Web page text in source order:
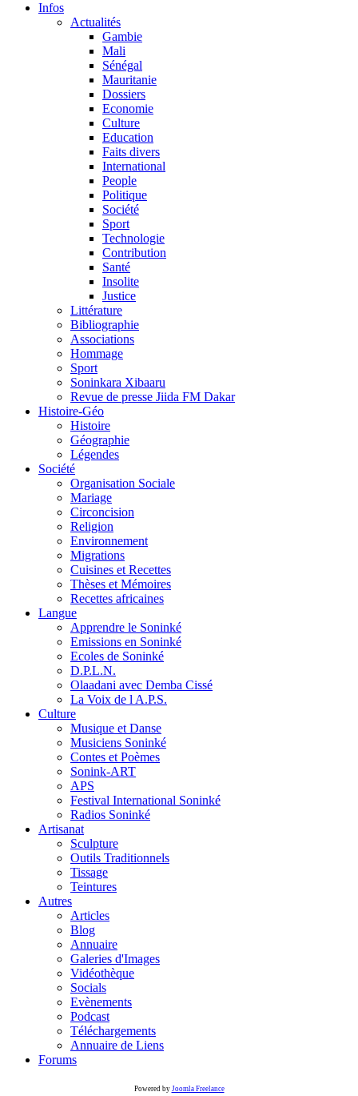
Infos
Actualités
Gambie
Mali
Sénégal
Mauritanie
Dossiers
Economie
Culture
Education
Faits divers
International
People
Politique
Société
Sport
Technologie
Contribution
Santé
Insolite
Justice
Littérature
Bibliographie
Associations
Hommage
Sport
Soninkara Xibaaru
Revue de presse Jiida FM Dakar
Histoire-Géo
Histoire
Géographie
Légendes
Société
Organisation Sociale
Mariage
Circoncision
Religion
Environnement
Migrations
Cuisines et Recettes
Thèses et Mémoires
Recettes africaines
Langue
Apprendre le Soninké
Emissions en Soninké
Ecoles de Soninké
D.P.L.N.
Olaadani avec Demba Cissé
La Voix de l A.P.S.
Culture
Musique et Danse
Musiciens Soninké
Contes et Poèmes
Sonink-ART
APS
Festival International Soninké
Radios Soninké
Artisanat
Sculpture
Outils Traditionnels
Tissage
Teintures
Autres
Articles
Blog
Annuaire
Galeries d'Images
Vidéothèque
Socials
Evènements
Podcast
Téléchargements
Annuaire de Liens
Forums
Powered by Joomla Freelance